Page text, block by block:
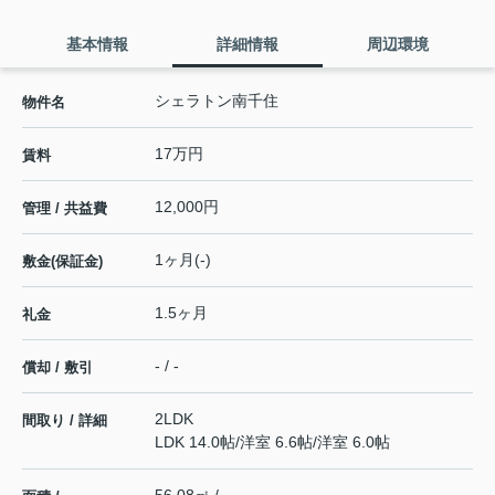
基本情報 詳細情報 周辺環境
物件名 シェラトン南千住
賃料 17万円
管理 / 共益費 12,000円
敷金(保証金) 1ヶ月(-)
礼金 1.5ヶ月
償却 / 敷引 - / -
間取り / 詳細
2LDK
LDK 14.0帖/洋室 6.6帖/洋室 6.0帖